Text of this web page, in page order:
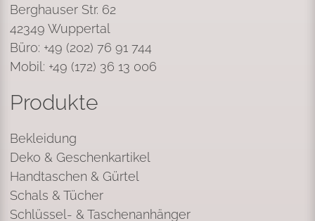
Berghauser Str. 62
42349 Wuppertal
Büro: +49 (202) 76 91 744
Mobil: +49 (172) 36 13 006
Produkte
Bekleidung
Deko & Geschenkartikel
Handtaschen & Gürtel
Schals & Tücher
Schlüssel- & Taschenanhänger